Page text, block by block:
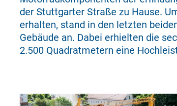
der Stuttgarter Stra­ße zu Hause.
erhalten, stand in den letzten
Gebäude an. Dabei erhielten die
2.500 Quadratmetern eine